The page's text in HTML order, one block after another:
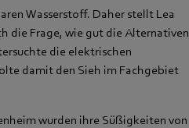
Wasserstoff. Daher stellt Lea
die Frage, wie gut die Alternativen
die elektrischen
damit den Sieh im Fachgebiet
wurden ihre Süßigkeiten von